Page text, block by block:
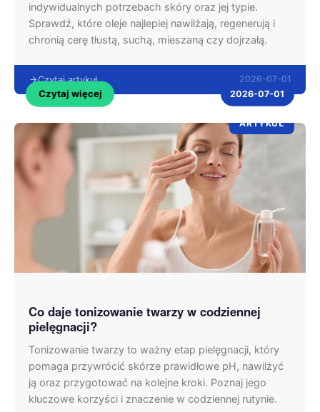
Czytaj więcej 2026-07-01
indywidualnych potrzebach skóry oraz jej typie.
Sprawdź, które oleje najlepiej nawilżają, regenerują i
chronią cerę tłustą, suchą, mieszaną czy dojrzałą.
Czytaj artykuł 2026-07-01
ARTYKUŁ
Co daje tonizowanie twarzy w codziennej
pielęgnacji?
Tonizowanie twarzy to ważny etap pielęgnacji, który
pomaga przywrócić skórze prawidłowe pH, nawilżyć
ją oraz przygotować na kolejne kroki. Poznaj jego
kluczowe korzyści i znaczenie w codziennej rutynie.